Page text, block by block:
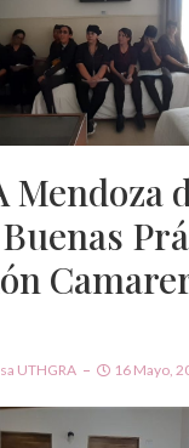
Mendoza
UTHGRA 16 Mayo,